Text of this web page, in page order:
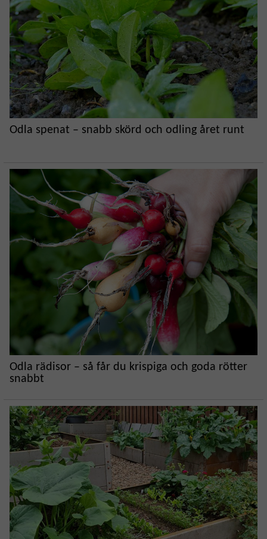
Odla spenat – snabb skörd och odling året runt
Odla rädisor – så får du krispiga och goda rötter
snabbt